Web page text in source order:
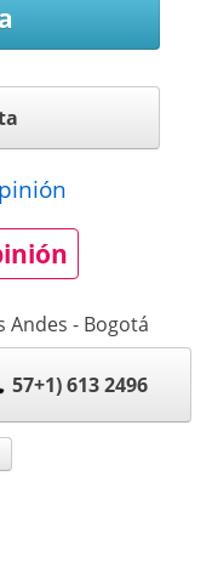
Andes - Bogotá
57+1) 613 2496